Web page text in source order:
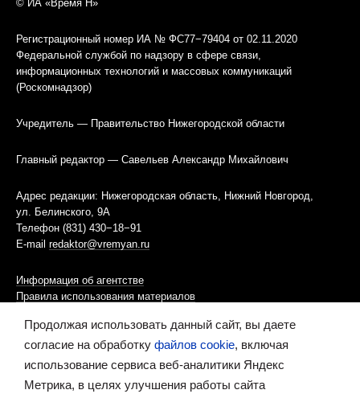
© ИА «Время Н»
Регистрационный номер ИА № ФС77−79404 от 02.11.2020
Федеральной службой по надзору в сфере связи,
информационных технологий и массовых коммуникаций
(Роскомнадзор)
Учредитель — Правительство Нижегородской области
Главный редактор — Савельев Александр Михайлович
Адрес редакции: Нижегородская область, Нижний Новгород,
ул. Белинского, 9А
Телефон (831) 430−18−91
E-mail redaktor@vremyan.ru
Информация об агентстве
Правила использования материалов
Информационная политика использования «cookies»-файлов
Ресурс содержит материалы 16+
Продолжая использовать данный сайт, вы даете
согласие на обработку файлов cookie, включая
использование сервиса веб-аналитики Яндекс
Метрика, в целях улучшения работы сайта